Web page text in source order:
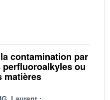
contamination par
perfluoroalkyles ou
matières